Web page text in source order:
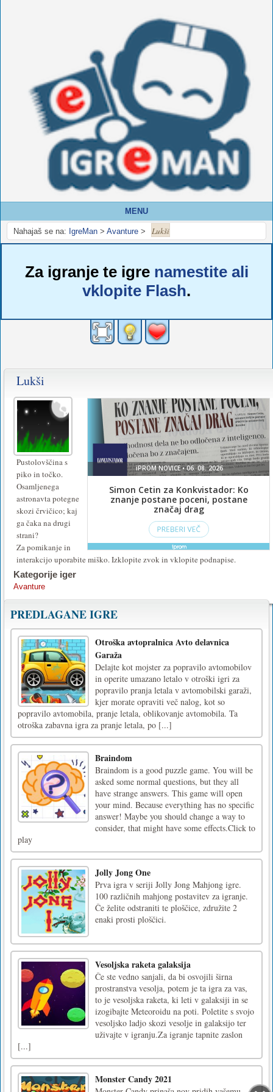
MENU
Nahajaš se na: IgreMan > Avanture > Lukši
Za igranje te igre namestite ali
vklopite Flash.
Lukši
Pustolovščina s
piko in točko.
Osamljenega
astronavta potegne
skozi črvičico; kaj
ga čaka na drugi
strani?
Za pomikanje in
interakcijo uporabite miško. Izklopite zvok in vklopite podnapise.
Kategorije iger
Avanture
PREDLAGANE IGRE
Otroška avtopralnica Avto delavnica
Garaža
Delajte kot mojster za popravilo avtomobilov
in operite umazano letalo v otroški igri za
popravilo pranja letala v avtomobilski garaži,
kjer morate opraviti več nalog, kot so
popravilo avtomobila, pranje letala, oblikovanje avtomobila. Ta
otroška zabavna igra za pranje letala, po [...]
Braindom
Braindom is a good puzzle game. You will be
asked some normal questions, but they all
have strange answers. This game will open
your mind. Because everything has no specific
answer! Maybe you should change a way to
consider, that might have some effects.Click to
play
Jolly Jong One
Prva igra v seriji Jolly Jong Mahjong igre.
100 različnih mahjong postavitev za igranje.
Če želite odstraniti te ploščice, združite 2
enaki prosti ploščici.
Vesoljska raketa galaksija
Če ste vedno sanjali, da bi osvojili širna
prostranstva vesolja, potem je ta igra za vas,
to je vesoljska raketa, ki leti v galaksiji in se
izogibajte Meteoroidu na poti. Poletite s svojo
vesoljsko ladjo skozi vesolje in galaksijo ter
uživajte v igranju.Za igranje tapnite zaslon
[...]
Monster Candy 2021